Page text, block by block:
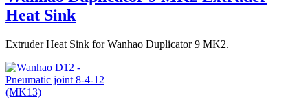
Heat Sink
Extruder Heat Sink for Wanhao Duplicator 9 MK2.